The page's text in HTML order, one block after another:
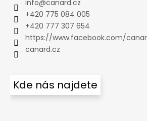
info@canard.cz
+420 775 084 005
+420 777 307 654
https://www.facebook.com/
canard.cz
Kde nás najdete